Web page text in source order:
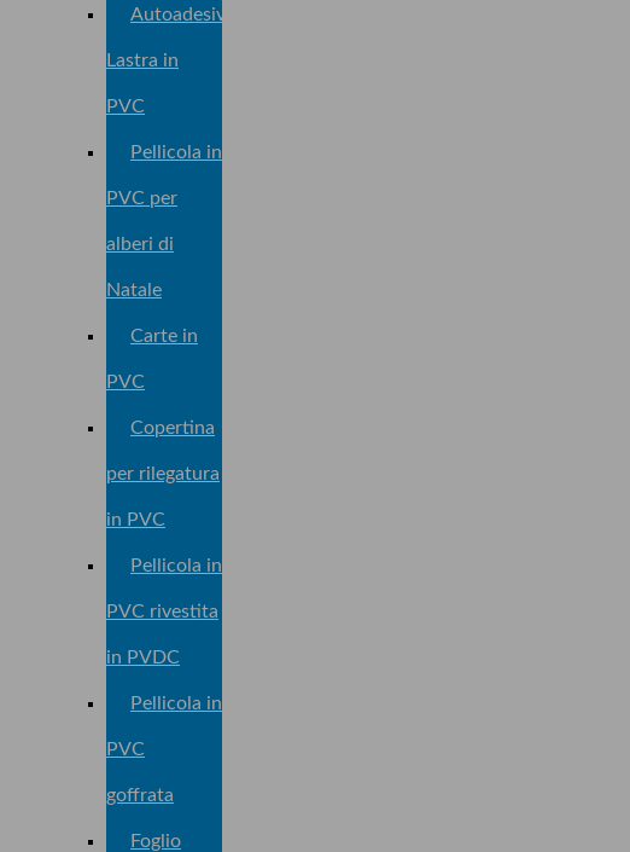
Autoadesivo
Lastra in
PVC
Pellicola in
PVC per
alberi di
Natale
Carte in
PVC
Copertina
per rilegatura
in PVC
Pellicola in
PVC rivestita
in PVDC
Pellicola in
PVC
goffrata
Foglio